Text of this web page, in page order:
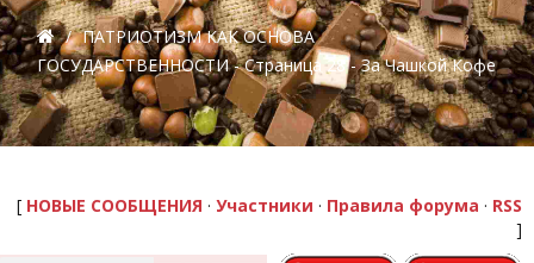
/ ПАТРИОТИЗМ КАК ОСНОВА
ГОСУДАРСТВЕННОСТИ - Страница 28 - За Чашкой Кофе
[ НОВЫЕ СООБЩЕНИЯ · Участники · Правила форума · RSS
]